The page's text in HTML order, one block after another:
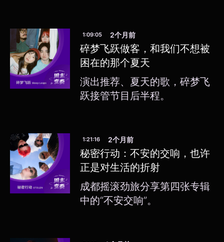
1:09:05 2个月前
碎梦飞跃做客，和我们不想被
困在的那个夏天
演出推荐、夏天的歌，碎梦飞
跃接管节目后半程。
1:21:16 2个月前
秘密行动：不安的交响，也许
正是对生活的折射
成都摇滚劲旅分享第四张专辑
中的“不安交响”。